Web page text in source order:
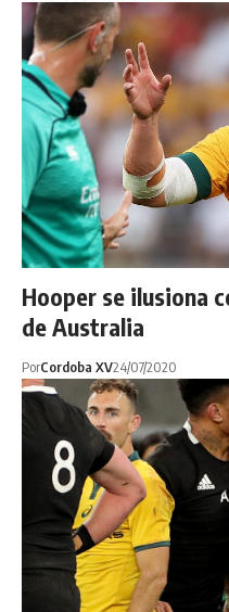
Hooper se ilusiona
de Australia
PorCordoba XV24/07/2020